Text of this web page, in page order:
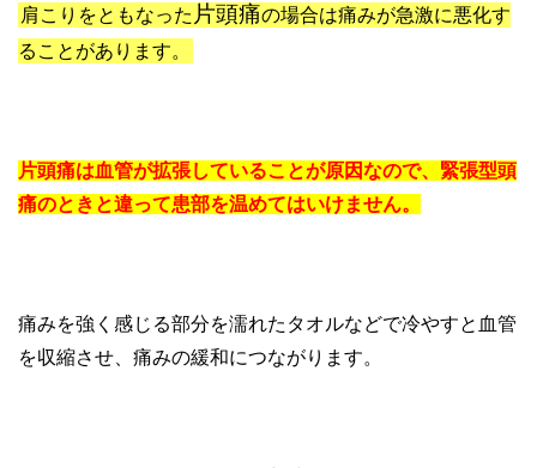
肩こりをともなった 片頭痛の場合は痛みが急激に悪化す
ることがあります。
片頭痛は血管が拡張していることが原因なので、緊張型頭
痛のときと違って患部を温めてはいけません。
痛みを強く感じる部分を濡れたタオルなどで冷やすと血管
を収縮させ、痛みの緩和につながります。